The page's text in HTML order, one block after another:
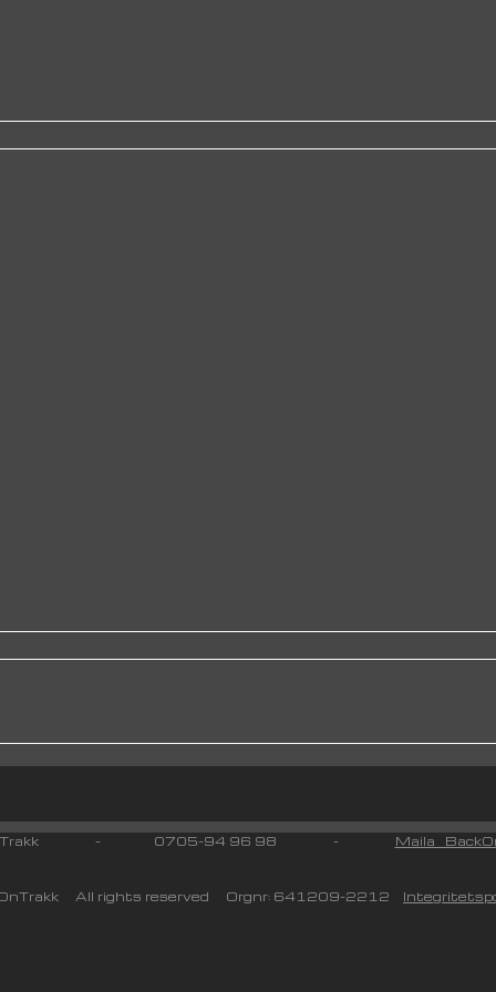
On Trakk - 0705-94 96 98 - Maila
All rights reserved Orgnr: 641209-2212